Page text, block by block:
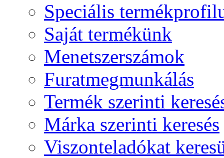
Speciális
Saját termékünk
Menetszerszámok
Furatmegmunkálás
Termék szerinti
Márka szerinti keresés
Viszonteladókat